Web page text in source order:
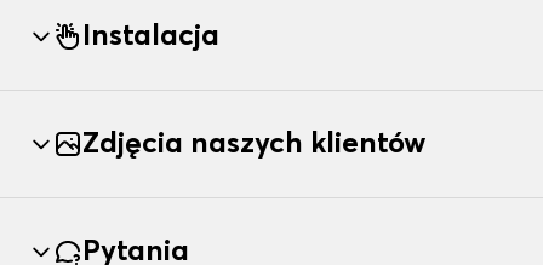
Instalacja
Zdjęcia naszych klientów
Pytania